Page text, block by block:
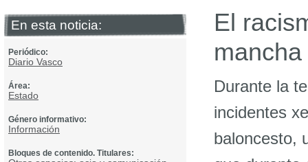
En esta noticia:
Periódico:
Diario Vasco
Área:
Estado
Género informativo:
Información
Bloques de contenido. Titulares:
El
Durante la
incidentes
baloncesto,